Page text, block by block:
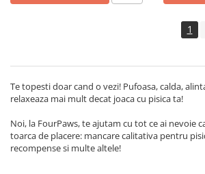
1
Te topesti doar cand o vezi! Pufoasa, calda,
relaxeaza mai mult decat joaca cu pisica ta!
Noi, la FourPaws, te ajutam cu tot ce ai nevoie
toarca de placere: mancare calitativa pentru
recompense si multe altele!